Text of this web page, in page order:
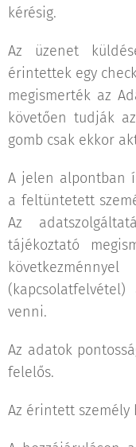
kérésig.
Az üzenet
érintettek egy
megismerték az
követően tudják
gomb csak ekkor
A jelen alpontban
a feltüntetett
Az
tájékoztató
venni.
Az adatok
felelős.
Az érintett